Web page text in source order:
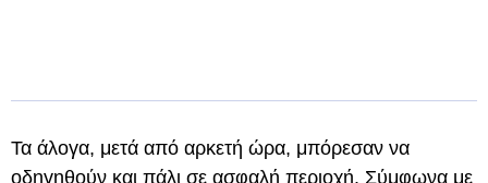
Τα άλογα, μετά από αρκετή ώρα, μπόρεσαν να
οδηγηθούν και πάλι σε ασφαλή περιοχή. Σύμφωνα με